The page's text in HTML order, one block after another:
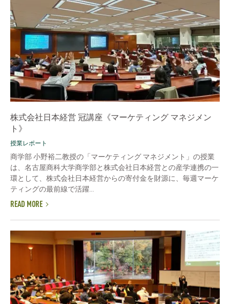
株式会社日本経営 冠講座《マーケティング マネジメン
ト》
授業レポート
商学部 小野裕二教授の「マーケティング マネジメント」の授業
は、名古屋商科大学商学部と株式会社日本経営との産学連携の一
環として、株式会社日本経営からの寄付金を財源に、毎週マーケ
ティングの最前線で活躍...
READ MORE